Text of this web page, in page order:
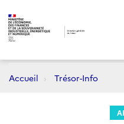
Accueil Trésor-Info